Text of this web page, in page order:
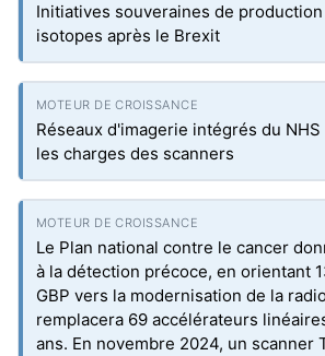
Initiatives souveraines de
isotopes après le Brexit
Réseaux d'imagerie intégrés du
les charges des scanners
Le Plan national contre le cancer
à la détection précoce, en orientant
GBP vers la modernisation de la
remplacera 69 accélérateurs
ans. En novembre 2024, un scanner